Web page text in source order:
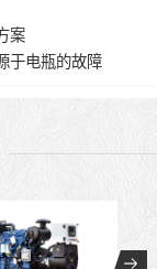
案
于电瓶的故障